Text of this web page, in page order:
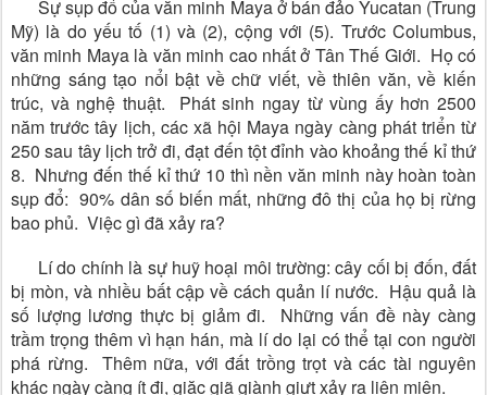
Sự sụp đổ của văn minh Maya ở bán đảo Yucatan (Trung
Mỹ) là do yếu tố (1) và (2), cộng với (5). Trước Columbus,
văn minh Maya là văn minh cao nhất ở Tân Thế Giới. Họ có
những sáng tạo nổi bật về chữ viết, về thiên văn, về kiến
trúc, và nghệ thuật. Phát sinh ngay từ vùng ấy hơn 2500
năm trước tây lịch, các xã hội Maya ngày càng phát triển từ
250 sau tây lịch trở đi, đạt đến tột đỉnh vào khoảng thế kỉ thứ
8. Nhưng đến thế kỉ thứ 10 thì nền văn minh này hoàn toàn
sụp đổ: 90% dân số biến mất, những đô thị của họ bị rừng
bao phủ. Việc gì đã xảy ra?
Lí do chính là sự huỹ hoại môi trường: cây cối bị đốn, đất
bị mòn, và nhiều bất cập về cách quản lí nước. Hậu quả là
số lượng lương thực bị giảm đi. Những vấn đề này càng
trầm trọng thêm vì hạn hán, mà lí do lại có thể tại con người
phá rừng. Thêm nữa, với đất trồng trọt và các tài nguyên
khác ngày càng ít đi, giặc giã giành giựt xảy ra liên miên.